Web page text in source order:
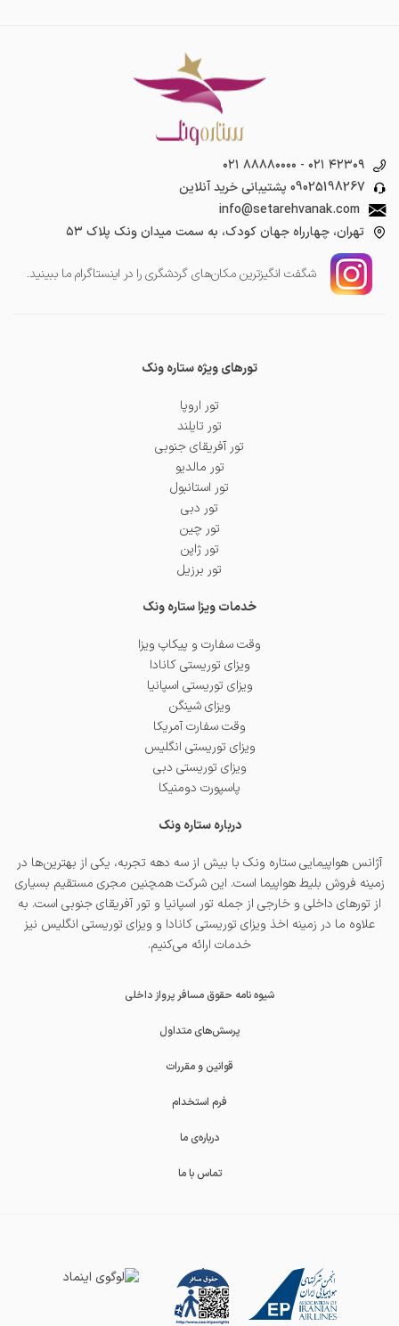
۰۲۱ ۸۸۸۸۰۰۰۰ - ۰۲۱ ۴۲۳۰۹
09025198267 پشتیبانی خرید آنلاین
info@setarehvanak.com
تهران، چهارراه جهان کودک، به سمت میدان ونک پلاک ۵۳
شگفت انگیز‌ترین مکان‌های گردشگری را در اینستاگرام ما ببینید.
تورهای ویژه ستاره ونک
تور اروپا
تور تایلند
تور آفریقای جنوبی
تور مالدیو
تور استانبول
تور دبی
تور چین
تور ژاپن
تور برزیل
خدمات ویزا ستاره ونک
وقت سفارت و پیکاپ ویزا
ویزای توریستی کانادا
ویزای توریستی اسپانیا
ویزای شینگن
وقت سفارت آمریکا
ویزای توریستی انگلیس
ویزای توریستی دبی
پاسپورت دومنیکا
درباره ستاره ونک
آژانس هواپیمایی ستاره ونک با بیش از سه دهه تجربه، یکی از بهترین‌ها در
زمینه فروش بلیط هواپیما است. این شرکت همچنین مجری مستقیم بسیاری
از تورهای داخلی و خارجی از جمله تور اسپانیا و تور آفریقای جنوبی است. به
علاوه ما در زمینه اخذ ویزای توریستی کانادا و ویزای توریستی انگلیس نیز
خدمات ارائه می‌کنیم.
شیوه نامه حقوق مسافر پرواز داخلی
پرسش‌های متداول
قوانین و مقررات
فرم استخدام
درباره‌ی ما
تماس با ما